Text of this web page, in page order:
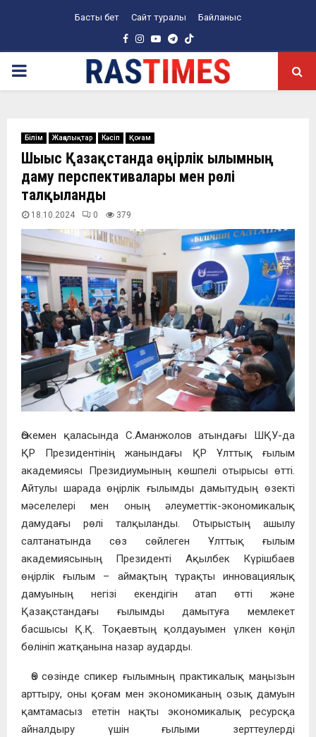
Басты бет Сайт туралы Байланыс
Facebook
Instagram
YoutubeTelegram
PRIMARY
Білім Жаңалықтар Кәсіп Қоғам
Шығыс Қазақстанда өңірлік ғылымның
даму перспективалары мен рөлі
талқыланды
18.10.2024 0 379
Өскемен қаласында С.Аманжолов атындағы ШҚУ-да
ҚР Президентінің жанындағы ҚР Ұлттық ғылым
академиясы Президиумының көшпелі отырысы өтті.
Айтулы шарада өңірлік ғылымды дамытудың өзекті
мәселелері мен оның әлеуметтік-экономикалық
дамудағы рөлі талқыланды. Отырыстың ашылу
салтанатында сөз сөйлеген Ұлттық ғылым
академиясының Президенті Ақылбек Күрішбаев
өңірлік ғылым – аймақтың тұрақты инновациялық
дамуының негізі екендігін атап өтті және
Қазақстандағы ғылымды дамытуға мемлекет
басшысы Қ.Қ. Тоқаевтың қолдауымен үлкен көңіл
бөлініп жатқанына назар аударды.
Өз сөзінде спикер ғылымның практикалық маңызын
арттыру, оны қоғам мен экономиканың озық дамуын
қамтамасыз ететін нақты экономикалық ресурсқа
айналдыру үшін ғылыми зерттеулерді